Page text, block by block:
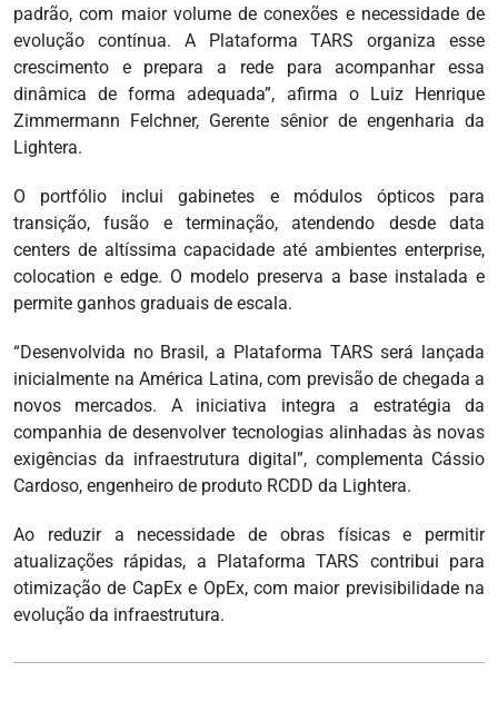
padrão, com maior volume de conexões e necessidade de
evolução contínua. A Plataforma TARS organiza esse
crescimento e prepara a rede para acompanhar essa
dinâmica de forma adequada”, afirma o Luiz Henrique
Zimmermann Felchner, Gerente sênior de engenharia da
Lightera.
O portfólio inclui gabinetes e módulos ópticos para
transição, fusão e terminação, atendendo desde data
centers de altíssima capacidade até ambientes enterprise,
colocation e edge. O modelo preserva a base instalada e
permite ganhos graduais de escala.
“Desenvolvida no Brasil, a Plataforma TARS será lançada
inicialmente na América Latina, com previsão de chegada a
novos mercados. A iniciativa integra a estratégia da
companhia de desenvolver tecnologias alinhadas às novas
exigências da infraestrutura digital”, complementa Cássio
Cardoso, engenheiro de produto RCDD da Lightera.
Ao reduzir a necessidade de obras físicas e permitir
atualizações rápidas, a Plataforma TARS contribui para
otimização de CapEx e OpEx, com maior previsibilidade na
evolução da infraestrutura.